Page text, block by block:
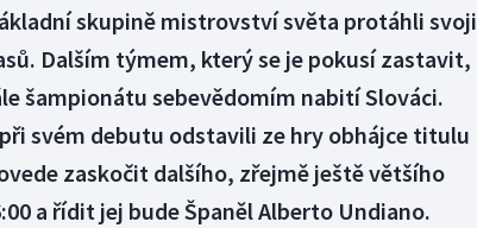
skupině mistrovství světa protáhli svoji
Dalším týmem, který se je pokusí zastavit,
šampionátu sebevědomím nabití Slováci.
svém debutu odstavili ze hry obhájce titulu
zaskočit dalšího, zřejmě ještě většího
a řídit jej bude Španěl Alberto Undiano.